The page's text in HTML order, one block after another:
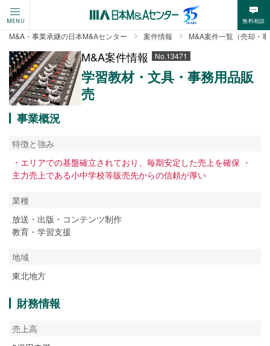
MENU 無料相談
M&A・事業承継の日本M&Aセンター 案件情報 M&A案件一覧（売却・
M&A案件情報 No.13471
学習教材・文具・事務用品販
売
事業概況
特徴と強み
・エリアでの基盤確立されており、毎期安定した売上を確保 ・
主力売上である小中学校等販売先からの信頼が厚い
業種
放送・出版・コンテンツ制作
教育・学習支援
地域
東北地方
財務情報
売上高